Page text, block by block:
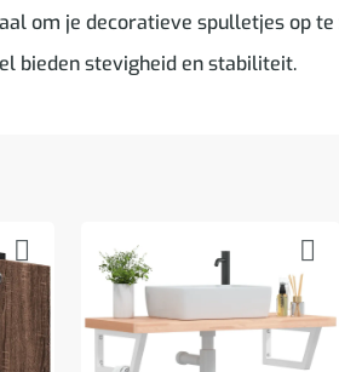
om je decoratieve spulletjes op
bieden stevigheid en stabiliteit.